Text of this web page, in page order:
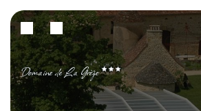
Domaine de La Grèze